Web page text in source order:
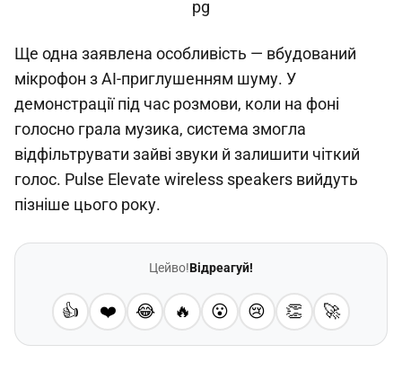
Ще одна заявлена особливість — вбудований
мікрофон з AI-приглушенням шуму. У
демонстрації під час розмови, коли на фоні
голосно грала музика, система змогла
відфільтрувати зайві звуки й залишити чіткий
голос. Pulse Elevate wireless speakers вийдуть
пізніше цього року.
Цейво!Відреагуй!
👍 ❤️ 😂 🔥 😮 😢 👏 🚀